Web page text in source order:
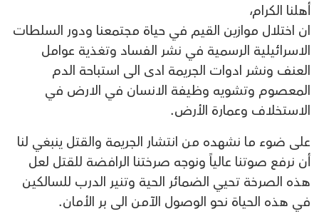
أهلنا الكرام،
ان اختلال موازين القيم في حياة مجتمعنا ودور السلطات
الاسرائيلية الرسمية في نشر الفساد وتغذية عوامل
العنف ونشر ادوات الجريمة ادى الى استباحة الدم
المعصوم وتشويه وظيفة الانسان في الارض في
الاستخلاف وعمارة الأرض.
على ضوء ما نشهده من انتشار الجريمة والقتل ينبغي لنا
أن نرفع صوتنا عالياً ونوجه صرختنا الرافضة للقتل لعل
هذه الصرخة تحيي الضمائر الحية وتنير الدرب للسالكين
في هذه الحياة نحو الوصول الآمن الى بر الأمان.